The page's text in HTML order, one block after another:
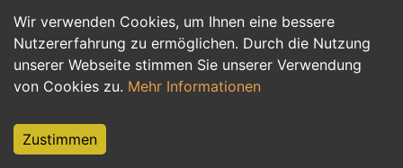
Wir verwenden Cookies, um Ihnen eine bessere
Nutzererfahrung zu ermöglichen. Durch die Nutzung
unserer Webseite stimmen Sie unserer Verwendung
von Cookies zu. Mehr Informationen
Zustimmen
Personalwesen Assistenz, Sekretariat
Hilfskräfte, Aushilfs- und Nebenjobs
Weiterbildung, Studium, duale Ausbildung